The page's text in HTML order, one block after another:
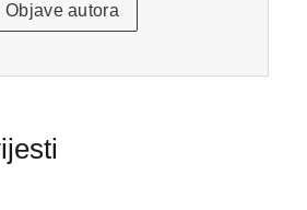
Objave autora